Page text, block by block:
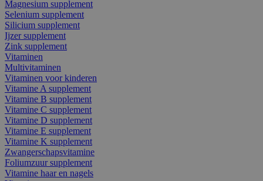
Magnesium supplement
Selenium supplement
Silicium supplement
Ijzer supplement
Zink supplement
Vitaminen
Multivitaminen
Vitaminen voor kinderen
Vitamine A supplement
Vitamine B supplement
Vitamine C supplement
Vitamine D supplement
Vitamine E supplement
Vitamine K supplement
Zwangerschapsvitamine
Foliumzuur supplement
Vitamine haar en nagels